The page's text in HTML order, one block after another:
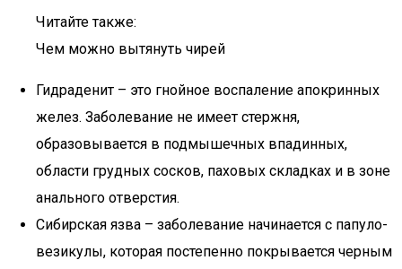
Читайте также:
Чем можно вытянуть чирей
Гидраденит – это гнойное воспаление апокринных
желез. Заболевание не имеет стержня,
образовывается в подмышечных впадинных,
области грудных сосков, паховых складках и в зоне
анального отверстия.
Сибирская язва – заболевание начинается с папуло-
везикулы, которая постепенно покрывается черным